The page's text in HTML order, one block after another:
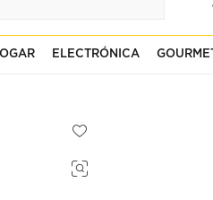
ELECTRÓNICA GOURMET